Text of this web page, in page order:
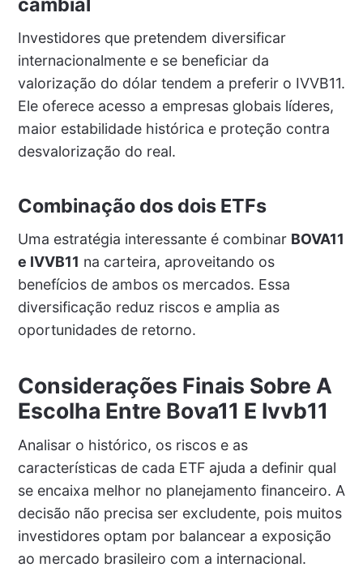
Investidores que pretendem diversificar
internacionalmente e se beneficiar da
valorização do dólar tendem a preferir o IVVB11.
Ele oferece acesso a empresas globais líderes,
maior estabilidade histórica e proteção contra
desvalorização do real.
Combinação dos dois ETFs
Uma estratégia interessante é combinar BOVA11
e IVVB11 na carteira, aproveitando os
benefícios de ambos os mercados. Essa
diversificação reduz riscos e amplia as
oportunidades de retorno.
Considerações Finais Sobre A
Escolha Entre Bova11 E Ivvb11
Analisar o histórico, os riscos e as
características de cada ETF ajuda a definir qual
se encaixa melhor no planejamento financeiro. A
decisão não precisa ser excludente, pois muitos
investidores optam por balancear a exposição
ao mercado brasileiro com a internacional.